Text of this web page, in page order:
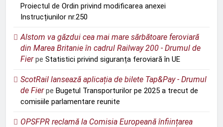
Proiectul de Ordin privind modificarea anexei
Instrucțiunilor nr.250
Alstom va găzdui cea mai mare sărbătoare feroviară
din Marea Britanie în cadrul Railway 200 - Drumul de
Fierpe Statistici privind siguranța feroviară în UE
ScotRail lansează aplicația de bilete Tap&Pay - Drumul
de Fierpe Bugetul Transporturilor pe 2025 a trecut de
comisiile parlamentare reunite
OPSFPR reclamă la Comisia Europeană înființarea